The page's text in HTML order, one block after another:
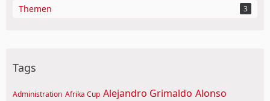
Themen 3
Tags
Administration Afrika Cup Alejandro Grimaldo Alonso